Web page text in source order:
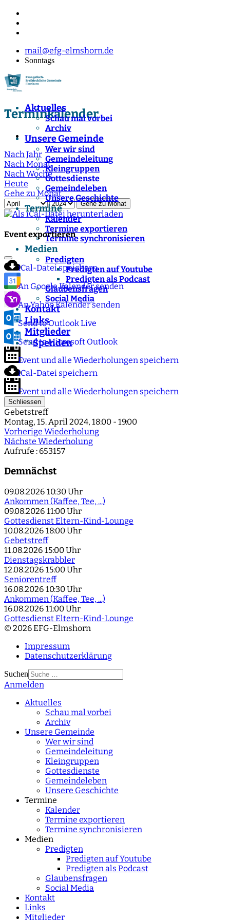
mail@efg-elmshorn.de
Sonntags
Aktuelles
Schau mal vorbei
Archiv
Unsere Gemeinde
Wer wir sind
Gemeindeleitung
Kleingruppen
Gottesdienste
Gemeindeleben
Unsere Geschichte
Termine
Kalender
Termine exportieren
Termine synchronisieren
Medien
Predigten
Predigten auf Youtube
Predigten als Podcast
Glaubensfragen
Social Media
Kontakt
Links
Mitglieder
">Spenden
Terminkalender
Nach Jahr
Nach Monat
Nach Woche
Heute
Gehe zu Monat
Gehe zu Monat
Event exportieren
iCal-Datei speichern
An Google Kalender senden
An Yahoo Kalender senden
Send to Outlook Live
Send to Microsoft Outlook
Event und alle Wiederholungen speichern
iCal-Datei speichern
Event und alle Wiederholungen speichern
Schliessen
Gebetstreff
Montag, 15. April 2024, 18:00 - 19:00
Vorherige Wiederholung
Nächste Wiederholung
Aufrufe : 653157
Demnächst
09.08.2026 10:30 Uhr
Ankommen (Kaffee, Tee, ...)
09.08.2026 11:00 Uhr
Gottesdienst Eltern-Kind-Lounge
10.08.2026 18:00 Uhr
Gebetstreff
11.08.2026 15:00 Uhr
Dienstagskrabbler
12.08.2026 15:00 Uhr
Seniorentreff
16.08.2026 10:30 Uhr
Ankommen (Kaffee, Tee, ...)
16.08.2026 11:00 Uhr
Gottesdienst Eltern-Kind-Lounge
© 2026 EFG-Elmshorn
Impressum
Datenschutzerklärung
Suchen
Type 2 or more
Anmelden
Aktuelles
Schau mal vorbei
Archiv
Unsere Gemeinde
Wer wir sind
Gemeindeleitung
Kleingruppen
Gottesdienste
Gemeindeleben
Unsere Geschichte
Termine
Kalender
Termine exportieren
Termine synchronisieren
Medien
Predigten
Predigten auf Youtube
Predigten als Podcast
Glaubensfragen
Social Media
Kontakt
Links
Mitglieder